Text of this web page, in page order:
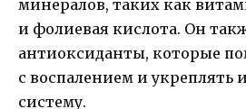
минералов, таких как
и фолиевая кислота. Он
антиоксиданты, которые
с воспалением и
систему.